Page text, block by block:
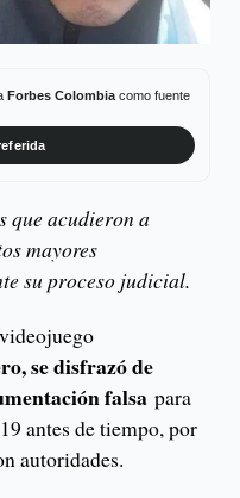
Forbes Colombiacomo fuente
que acudieron a
mayores
su proceso judicial.
se disfrazó de
falsa para
antes de tiempo, por
autoridades.